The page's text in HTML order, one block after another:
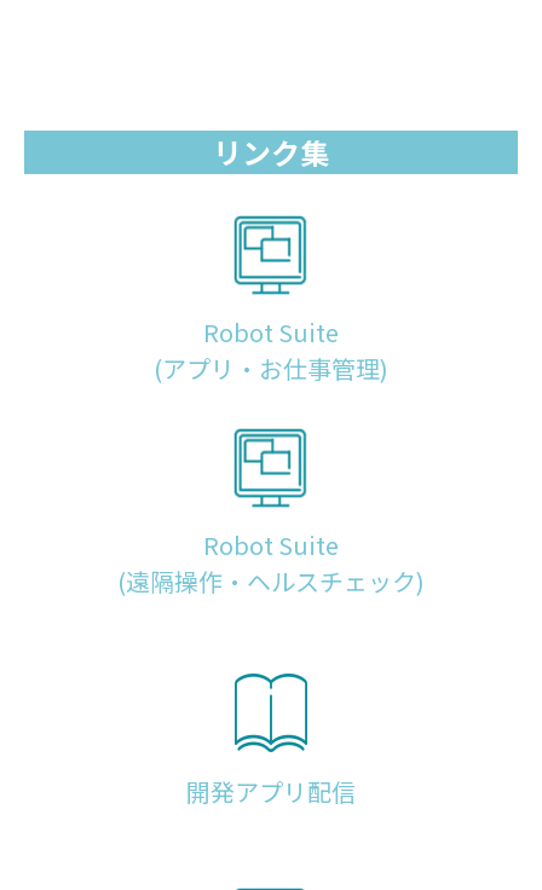
リンク集
Robot Suite
(アプリ・お仕事管理)
Robot Suite
(遠隔操作・ヘルスチェック)
開発アプリ配信